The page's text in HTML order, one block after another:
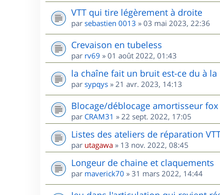
VTT qui tire légèrement à droite
par sebastien 0013 » 03 mai 2023, 22:36
Crevaison en tubeless
par rv69 » 01 août 2022, 01:43
la chaîne fait un bruit est-ce du à la
par sypqys » 21 avr. 2023, 14:13
Blocage/déblocage amortisseur
par CRAM31 » 22 sept. 2022, 17:05
Listes des ateliers de réparation
par utagawa » 13 nov. 2022, 08:45
Longeur de chaine et claquements
par maverick70 » 31 mars 2022, 14:44